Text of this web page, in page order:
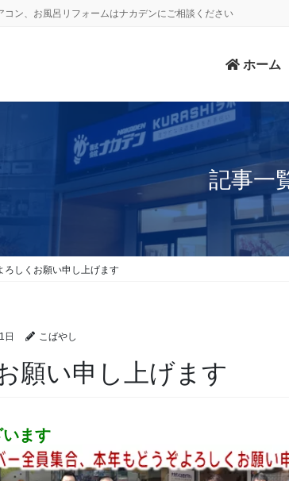
ン、お風呂リフォームはナカデンにご相談ください
ホーム
記事一
ろしくお願い申し上げます
日 こばやし
願い申し上げます
ます